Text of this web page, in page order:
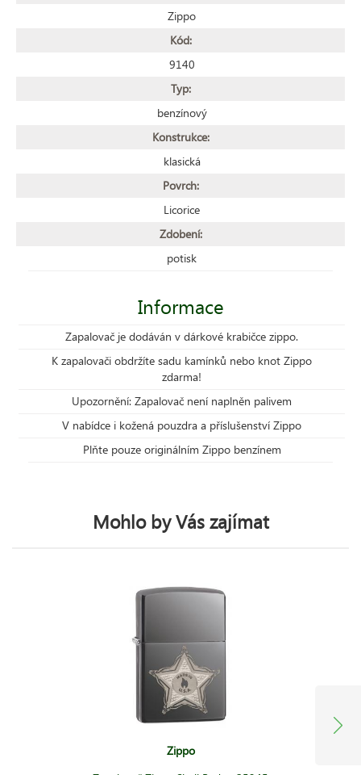
Zippo
Kód:
9140
Typ:
benzínový
Konstrukce:
klasická
Povrch:
Licorice
Zdobení:
potisk
Informace
Zapalovač je dodáván v dárkové krabičce zippo.
K zapalovači obdržíte sadu kamínků nebo knot Zippo
zdarma!
Upozornění: Zapalovač není naplněn palivem
V nabídce i kožená pouzdra a příslušenství Zippo
Plňte pouze originálním Zippo benzínem
Mohlo by Vás zajímat
Zippo